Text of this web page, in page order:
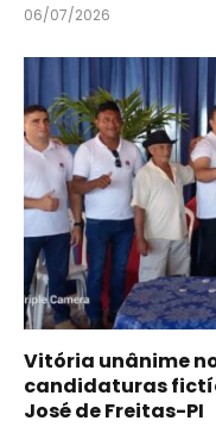
06/07/2026
Vitória unânime
candidaturas
José de Freitas-PI